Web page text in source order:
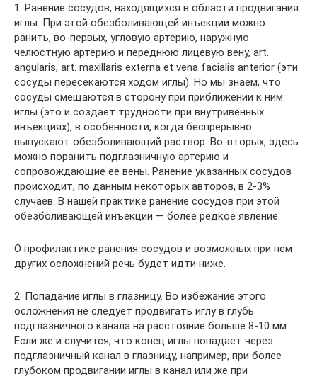
1. Ранение сосудов, находящихся в области продвигания
иглы. При этой обезболивающей инъекции можно
ранить, во-первых, угловую артерию, наружную
челюстную артерию и переднюю лицевую вену, art.
angularis, art. maxillaris externa et vena facialis anterior (эти
сосуды пересекаются ходом иглы). Но мы знаем, что
сосуды смещаются в сторону при при­ближении к ним
иглы (это и создает трудности при внутривенных
инъекциях), в особенности, когда беспрерывно
выпускают обезболивающий раствор. Во-вторых, здесь
можно поранить подглазничную артерию и
сопровождающие ее вены. Ранение указанных сосудов
происходит, по данным некоторых авторов, в 2-3%
случаев. В нашей практике ранение сосудов при этой
обезболивающей инъекции — более редкое явление.
О профилактике ранения сосудов и возможных при нем
других осложнений речь будет идти ниже.
2. Попадание иглы в глазницу. Во избежание этого
осложнения не следует продвигать иглу в глубь
подглазничного канала на расстояние больше 8-10 мм
Если же и случится, что конец иглы попадает через
подглазничный канал в глазницу, например, при более
глубоком продвигании иглы в канал или же при